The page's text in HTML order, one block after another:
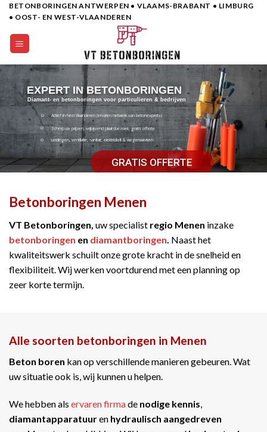
Skip
content
BETONBORINGEN ANTWERPEN • VLAAMS-BRABANT • LIMBURG
• OOST- EN WEST-VLAANDEREN
EXPERT IN BETONBORINGEN
Diamant- en betonboringen voor particulieren & bedrijven
Actief in heel Vlaanderen (ervaren netwerk van betonexperts)
Scherpste prijzen, vrijbijvend plaatsbezoek, gratis offerte
Leidingen, ventilatie, sanitair, elektriciteit & wegenwerken
GRATIS OFFERTE
Betonboringen Menen
VT Betonboringen, uw specialist regio Menen inzake
betonboringen en diamantboringen. Naast het
kwaliteitswerk schuilt onze grote kracht in de snelheid en
flexibiliteit. Wij werken voortdurend met een planning op
zeer korte termijn.
Alle soorten betonboringen in Menen
Beton boren kan op verschillende manieren gebeuren. Wat
uw situatie ook is, wij kunnen u helpen.
We hebben als ervaren firmade nodige kennis
diamantapparatuuren hydraulisch aangedreven